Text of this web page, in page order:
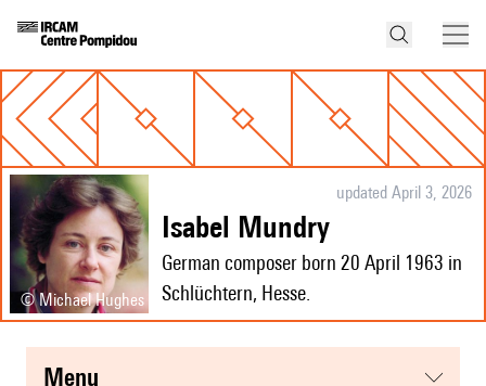
© Michael Hughes
updated April 3, 2026
Isabel Mundry
German composer born 20 April 1963 in
Schlüchtern, Hesse.
menu